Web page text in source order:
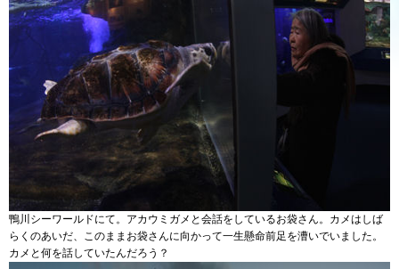
鴨川シーワールドにて。アカウミガメと会話をしているお袋さん。カメはしば
らくのあいだ、このままお袋さんに向かって一生懸命前足を漕いでいました。
カメと何を話していたんだろう？